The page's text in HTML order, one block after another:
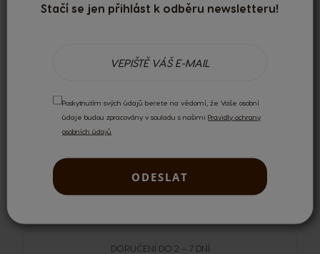
Stačí se jen přihlást k odběru newsletteru!
Poskytnutím svých údajů berete na vědomí, že Vaše osobní
údaje budou zpracovány v souladu s našimi Pravidly ochrany
osobních údajů
ODESLAT
Žádné recenze
nebo sivytvořte účet
DORUČENÍ DO 2 – 7 DNÍ